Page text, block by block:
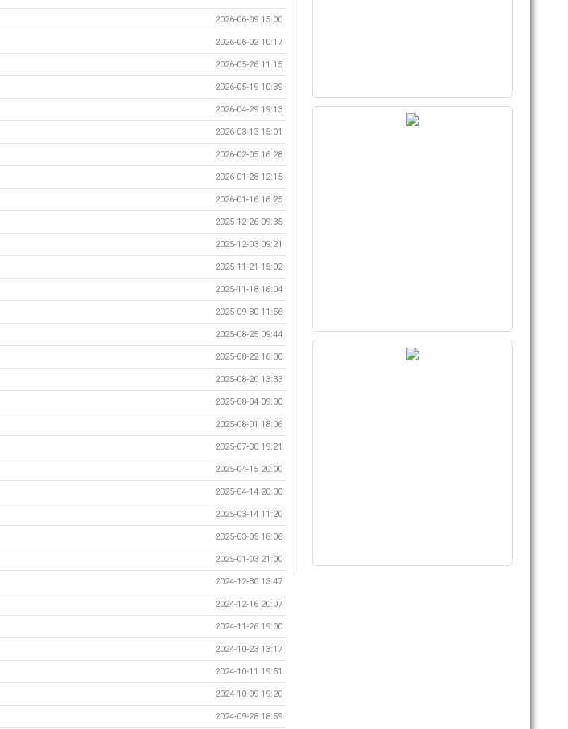
2026-06-09 15:00
2026-06-02 10:17
2026-05-26 11:15
2026-05-19 10:39
2026-04-29 19:13
2026-03-13 15:01
2026-02-05 16:28
2026-01-28 12:15
2026-01-16 16:25
2025-12-26 09:35
2025-12-03 09:21
2025-11-21 15:02
2025-11-18 16:04
2025-09-30 11:56
2025-08-25 09:44
2025-08-22 16:00
2025-08-20 13:33
2025-08-04 09:00
2025-08-01 18:06
2025-07-30 19:21
2025-04-15 20:00
2025-04-14 20:00
2025-03-14 11:20
2025-03-05 18:06
2025-01-03 21:00
2024-12-30 13:47
2024-12-16 20:07
2024-11-26 19:00
2024-10-23 13:17
2024-10-11 19:51
2024-10-09 19:20
2024-09-28 18:59